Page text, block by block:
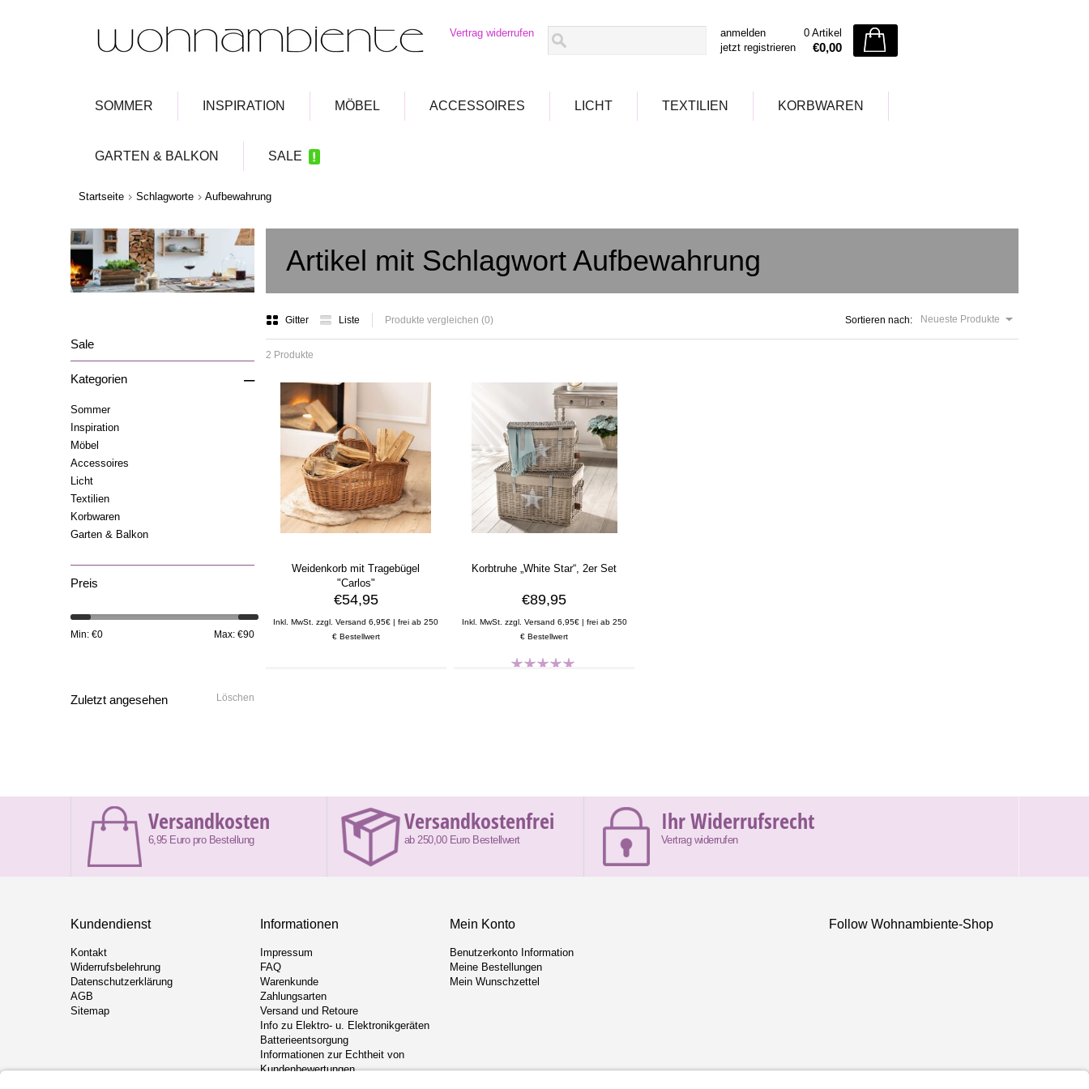
Vertrag widerrufen
anmelden
jetzt registrieren
0 Artikel
€0,00
SOMMER INSPIRATION MÖBEL ACCESSOIRES LICHT TEXTILIEN KORBWAREN
GARTEN & BALKON SALE
Startseite Schlagworte Aufbewahrung
Artikel mit Schlagwort Aufbewahrung
Gitter Liste Produkte vergleichen (0) Sortieren nach: Neueste Produkte
2 Produkte
Weidenkorb mit Tragebügel
"Carlos"
€54,95
Inkl. MwSt. zzgl. Versand 6,95€ | frei ab 250
€ Bestellwert
Korbtruhe „White Star“, 2er Set
€89,95
Inkl. MwSt. zzgl. Versand 6,95€ | frei ab 250
€ Bestellwert
Sale
Kategorien –
Sommer
Inspiration
Möbel
Accessoires
Licht
Textilien
Korbwaren
Garten & Balkon
Preis
Min: €0 Max: €90
Zuletzt angesehen Löschen
Versandkosten
6,95 Euro pro Bestellung
Versandkostenfrei
ab 250,00 Euro Bestellwert
Ihr Widerrufsrecht
Vertrag widerrufen
Kundendienst
Kontakt
Widerrufsbelehrung
Datenschutzerklärung
AGB
Sitemap
Informationen
Impressum
FAQ
Warenkunde
Zahlungsarten
Versand und Retoure
Info zu Elektro- u. Elektronikgeräten
Batterieentsorgung
Informationen zur Echtheit von
Kundenbewertungen
Mein Konto
Benutzerkonto Information
Meine Bestellungen
Mein Wunschzettel
Follow Wohnambiente-Shop